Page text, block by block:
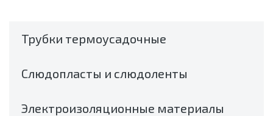
Трубки термоусадочные
Слюдопласты и слюдоленты
Электроизоляционные материалы